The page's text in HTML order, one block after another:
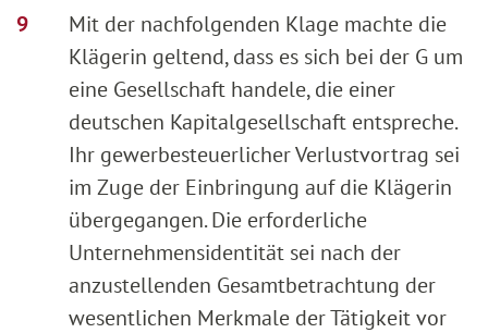
Mit der nachfolgenden Klage machte die
Klägerin geltend, dass es sich bei der G um
eine Gesellschaft handele, die einer
deutschen Kapitalgesellschaft entspreche.
Ihr gewerbesteuerlicher Verlustvortrag sei
im Zuge der Einbringung auf die Klägerin
übergegangen. Die erforderliche
Unternehmensidentität sei nach der
anzustellenden Gesamtbetrachtung der
wesentlichen Merkmale der Tätigkeit vor